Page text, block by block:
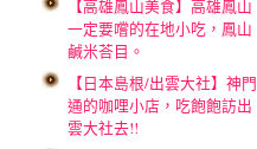
【高雄鳳山美食】高雄鳳山
一定要嚐的在地小吃，鳳山
鹹米荅目。
【日本島根/出雲大社】神門
通的咖哩小店，吃飽飽訪出
雲大社去!!